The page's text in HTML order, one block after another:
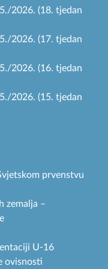
2026. (18. tjedan
2026. (17. tjedan
2026. (16. tjedan
2026. (15. tjedan
prvenstvu
zemalja –
U-16
ovisnosti